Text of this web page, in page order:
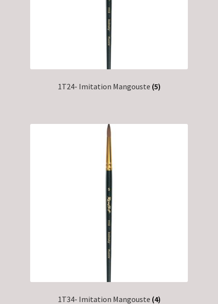
1T24- Imitation Mangouste (5)
1T34- Imitation Mangouste (4)